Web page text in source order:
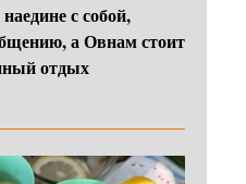
с собой,
а Овнам стоит
отдых